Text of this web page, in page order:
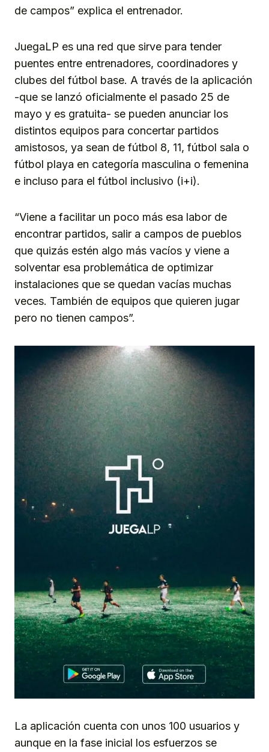
de campos” explica el entrenador.
JuegaLP es una red que sirve para tender
puentes entre entrenadores, coordinadores y
clubes del fútbol base. A través de la aplicación
-que se lanzó oficialmente el pasado 25 de
mayo y es gratuita- se pueden anunciar los
distintos equipos para concertar partidos
amistosos, ya sean de fútbol 8, 11, fútbol sala o
fútbol playa en categoría masculina o femenina
e incluso para el fútbol inclusivo (i+i).
“Viene a facilitar un poco más esa labor de
encontrar partidos, salir a campos de pueblos
que quizás estén algo más vacíos y viene a
solventar esa problemática de optimizar
instalaciones que se quedan vacías muchas
veces. También de equipos que quieren jugar
pero no tienen campos”.
La aplicación cuenta con unos 100 usuarios y
aunque en la fase inicial los esfuerzos se